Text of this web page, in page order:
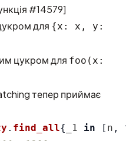
#14579]
для {x: x, y:
цукром для foo(x:
тепер приймає
. find_all{ _1 in [ n ,